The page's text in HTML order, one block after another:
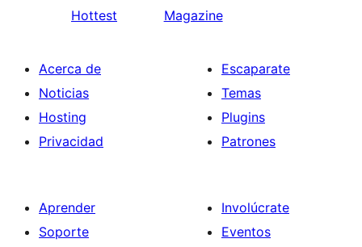
Hottest
Magazine
Acerca de
Noticias
Hosting
Privacidad
Escaparate
Temas
Plugins
Patrones
Aprender
Soporte
Involúcrate
Eventos